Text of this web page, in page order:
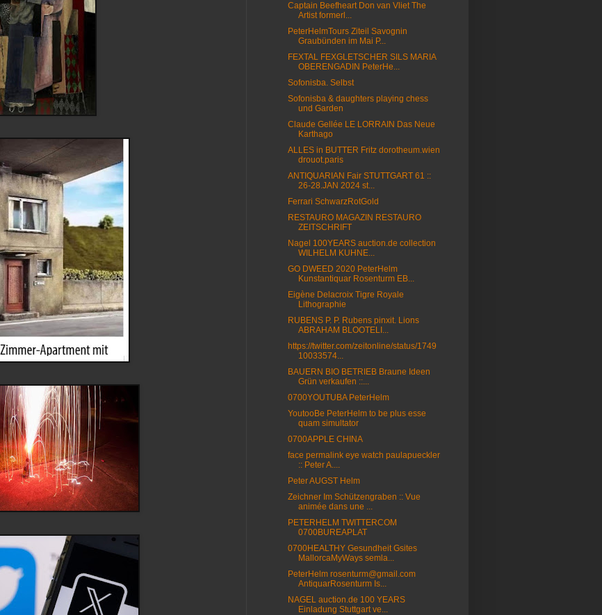
Captain Beefheart Don van Vliet The
Artist formerl...
PeterHelmTours Ziteil Savognin
Graubünden im Mai P...
FEXTAL FEXGLETSCHER SILS MARIA
OBERENGADIN PeterHe...
Sofonisba. Selbst
Sofonisba & daughters playing chess
und Garden
Claude Gellée LE LORRAIN Das Neue
Karthago
ALLES in BUTTER Fritz dorotheum.wien
drouot.paris
ANTIQUARIAN Fair STUTTGART 61 ::
26-28.JAN 2024 st...
Ferrari SchwarzRotGold
RESTAURO MAGAZIN RESTAURO
ZEITSCHRIFT
Nagel 100YEARS auction.de collection
WILHELM KUHNE...
GO DWEED 2020 PeterHelm
Kunstantiquar Rosenturm EB...
Eigène Delacroix Tigre Royale
Lithographie
RUBENS P. P. Rubens pinxit. Lions
ABRAHAM BLOOTELI...
https://twitter.com/zeitonline/status/1749
10033574...
BAUERN BIO BETRIEB Braune Ideen
Grün verkaufen ::...
0700YOUTUBA PeterHelm
YoutooBe PeterHelm to be plus esse
quam simultator
0700APPLE CHINA
face permalink eye watch paulapueckler
:: Peter A....
Peter AUGST Helm
Zeichner Im Schützengraben :: Vue
animée dans une ...
PETERHELM TWITTERCOM
0700BUREAPLAT
0700HEALTHY Gesundheit Gsites
MallorcaMyWays semla...
PeterHelm rosenturm@gmail.com
AntiquarRosenturm Is...
NAGEL auction.de 100 YEARS
Einladung Stuttgart ve...